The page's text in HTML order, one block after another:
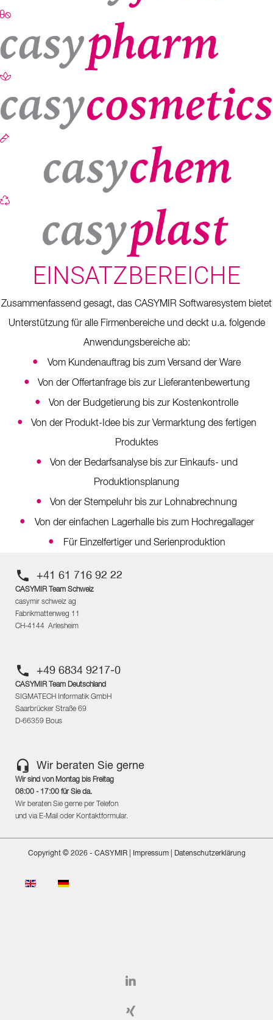
EINSATZBEREICHE
Zusammenfassend gesagt, das CASYMIR Softwaresystem bietet
Unterstützung für alle Firmenbereiche und deckt u.a. folgende
Anwendungsbereiche ab:
• Vom Kundenauftrag bis zum Versand der Ware
• Von der Offertanfrage bis zur Lieferantenbewertung
• Von der Budgetierung bis zur Kostenkontrolle
•
Von der Produkt-Idee bis zur Vermarktung des fertigen
Produktes
•
Von der Bedarfsanalyse bis zur Einkaufs- und
Produktionsplanung
• Von der Stempeluhr bis zur Lohnabrechnung
• Von der einfachen Lagerhalle bis zum Hochregallager
• Für Einzelfertiger und Serienproduktion
+41 61 716 92 22
CASYMIR Team Schweiz
casymir schweiz ag
Fabrikmattenweg 11
CH-4144 Arlesheim
+49 6834 9217-0
CASYMIR Team Deutschland
SIGMATECH Informatik GmbH
Saarbrücker Straße 69
D-66359 Bous
Wir beraten Sie gerne
Wir sind von Montag bis Freitag
08:00 - 17:00 für Sie da.
Wir beraten Sie gerne per Telefon
und via E-Mail oder Kontaktformular.
Copyright © 2026 - CASYMIR| Impressum| Datenschutzerklärung
Sprache auswählen